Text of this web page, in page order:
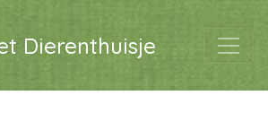
Dierenthuisje